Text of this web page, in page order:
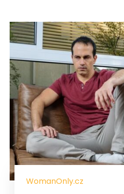
WomanOnly.cz